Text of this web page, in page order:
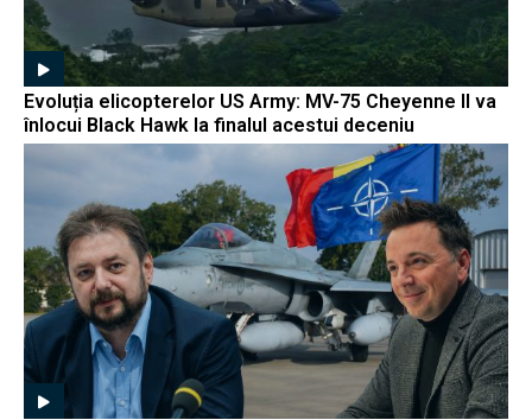
Evoluția elicopterelor US Army: MV-75 Cheyenne II va
înlocui Black Hawk la finalul acestui deceniu